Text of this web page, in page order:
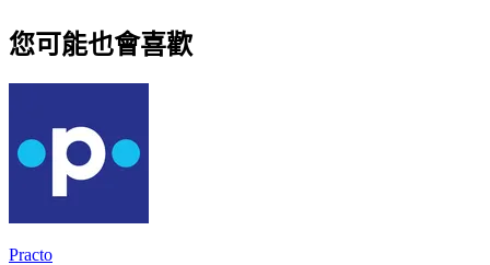
您可能也會喜歡
Practo